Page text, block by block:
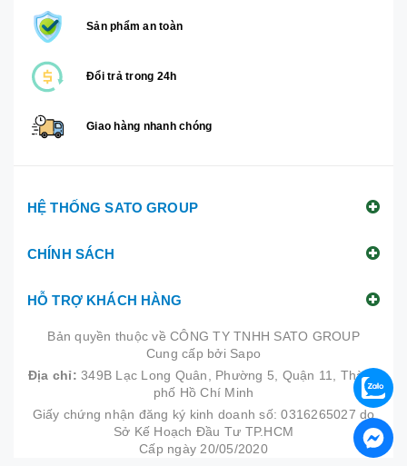
Sản phẩm an toàn
Đổi trả trong 24h
Giao hàng nhanh chóng
HỆ THỐNG SATO GROUP
CHÍNH SÁCH
HỖ TRỢ KHÁCH HÀNG
Bản quyền thuộc về CÔNG TY TNHH SATO GROUP
|
Cung cấp bởi Sapo
Địa chỉ: 349B Lạc Long Quân, Phường 5, Quận 11, Thành
phố Hồ Chí Minh
Giấy chứng nhận đăng ký kinh doanh số: 0316265027 do
Sở Kế Hoạch Đầu Tư TP.HCM
Cấp ngày 20/05/2020